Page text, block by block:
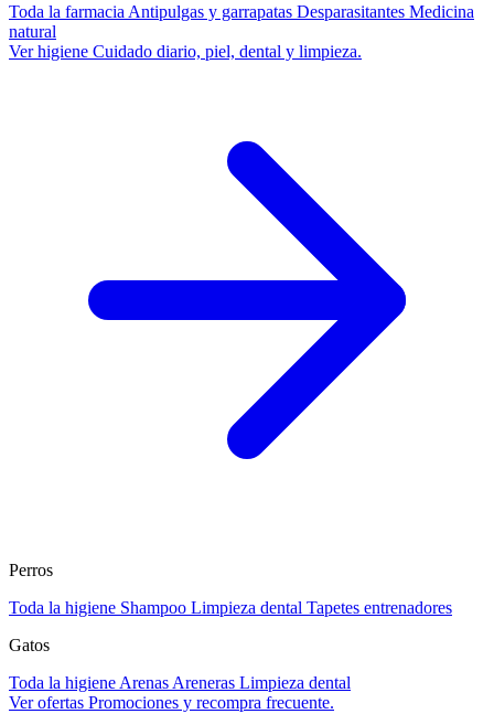
Toda la farmacia Antipulgas y garrapatas Desparasitantes Medicina
natural
Ver higiene Cuidado diario, piel, dental y limpieza.
Perros
Toda la higiene Shampoo Limpieza dental Tapetes entrenadores
Gatos
Toda la higiene Arenas Areneras Limpieza dental
Ver ofertas Promociones y recompra frecuente.